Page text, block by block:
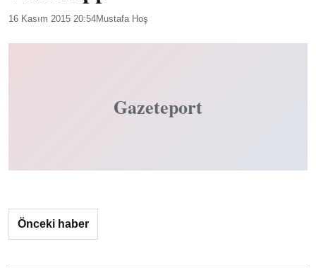
16 Kasım 2015 20:54Mustafa Hoş
Gazeteport
Önceki haber